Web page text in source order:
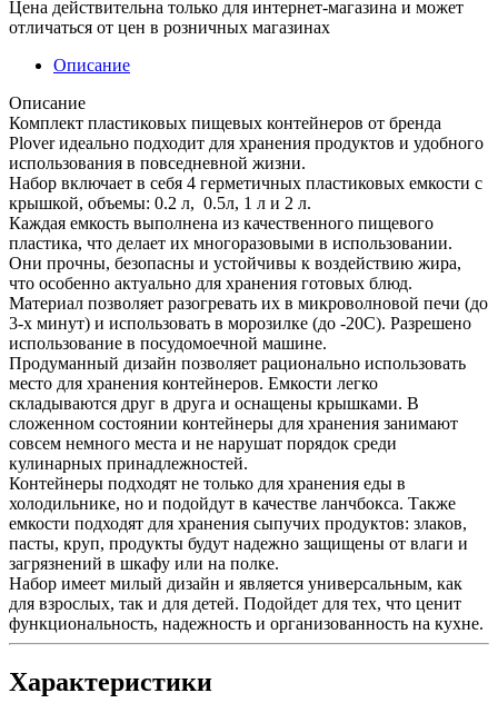
Цена действительна только для интернет-магазина и может
отличаться от цен в розничных магазинах
Описание
Описание
Комплект пластиковых пищевых контейнеров от бренда
Plover идеально подходит для хранения продуктов и удобного
использования в повседневной жизни.
Набор включает в себя 4 герметичных пластиковых емкости с
крышкой, объемы: 0.2 л, 0.5л, 1 л и 2 л.
Каждая емкость выполнена из качественного пищевого
пластика, что делает их многоразовыми в использовании.
Они прочны, безопасны и устойчивы к воздействию жира,
что особенно актуально для хранения готовых блюд.
Материал позволяет разогревать их в микроволновой печи (до
3-х минут) и использовать в морозилке (до -20С). Разрешено
использование в посудомоечной машине.
Продуманный дизайн позволяет рационально использовать
место для хранения контейнеров. Емкости легко
складываются друг в друга и оснащены крышками. В
сложенном состоянии контейнеры для хранения занимают
совсем немного места и не нарушат порядок среди
кулинарных принадлежностей.
Контейнеры подходят не только для хранения еды в
холодильнике, но и подойдут в качестве ланчбокса. Также
емкости подходят для хранения сыпучих продуктов: злаков,
пасты, круп, продукты будут надежно защищены от влаги и
загрязнений в шкафу или на полке.
Набор имеет милый дизайн и является универсальным, как
для взрослых, так и для детей. Подойдет для тех, что ценит
функциональность, надежность и организованность на кухне.
Характеристики